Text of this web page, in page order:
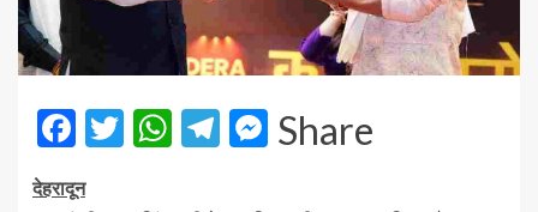
Facebook
Twitter
WhatsApp
Telegram
Messenger
Share
देहरादून